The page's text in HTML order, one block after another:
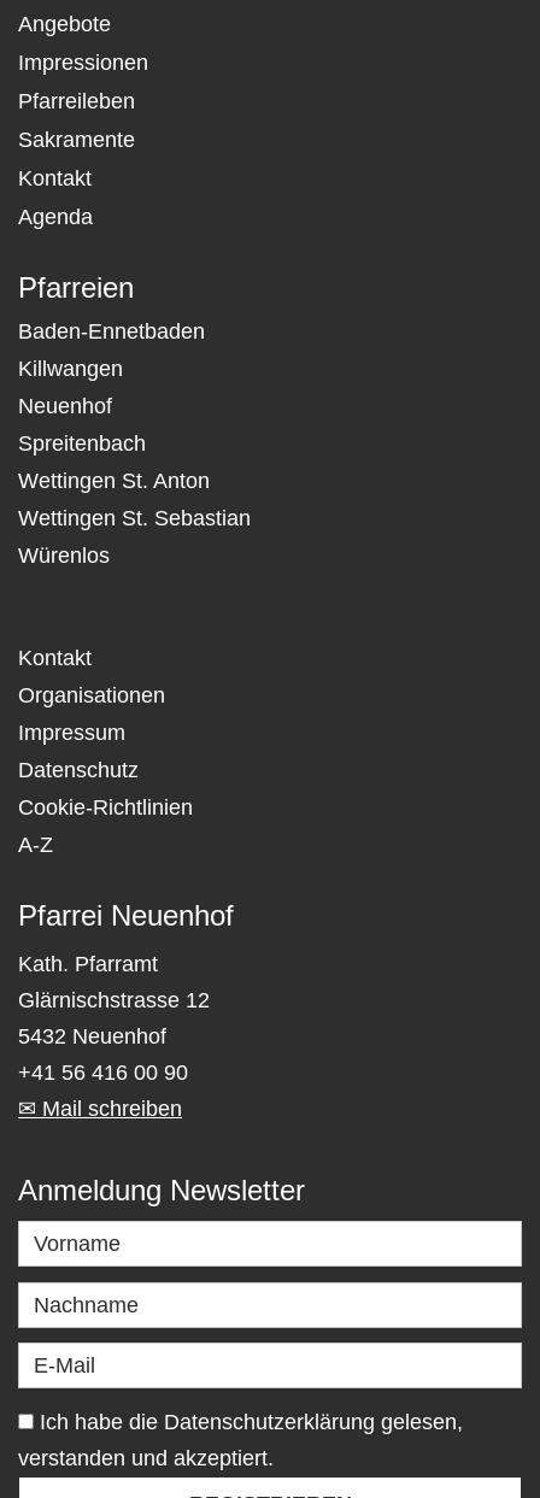
Angebote
Impressionen
Pfarreileben
Sakramente
Kontakt
Agenda
Pfarreien
Baden-Ennetbaden
Killwangen
Neuenhof
Spreitenbach
Wettingen St. Anton
Wettingen St. Sebastian
Würenlos
Kontakt
Organisationen
Impressum
Datenschutz
Cookie-Richtlinien
A-Z
Pfarrei Neuenhof
Kath. Pfarramt
Glärnischstrasse 12
5432 Neuenhof
+41 56 416 00 90
✉ Mail schreiben
Anmeldung Newsletter
Ich habe die Datenschutzerklärung gelesen,
verstanden und akzeptiert.